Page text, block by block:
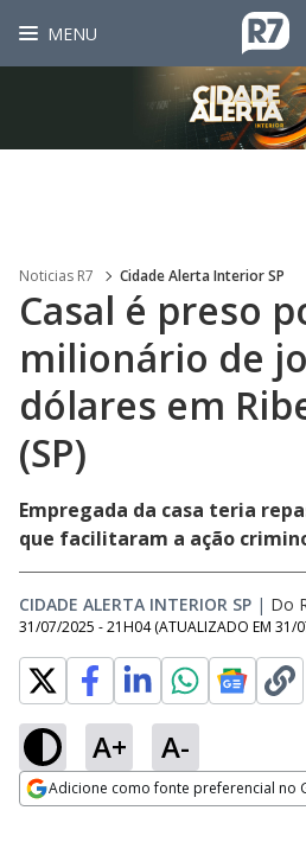
MENU
Noticias R7 Cidade Alerta Interior SP
Casal é preso
milionário de
dólares em
(SP)
Empregada da casa teria
que facilitaram a ação
CIDADE ALERTA INTERIOR SP | Do
31/07/2025 - 21H04 (ATUALIZADO EM 31/
A+ A-
Adicione como fonte preferencial no